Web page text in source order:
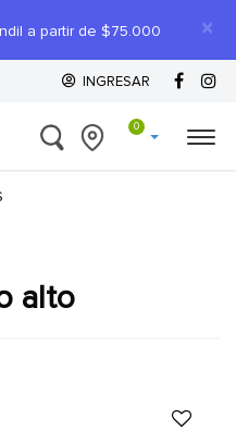
×
a partir de $75.000
INGRESAR
0
alto